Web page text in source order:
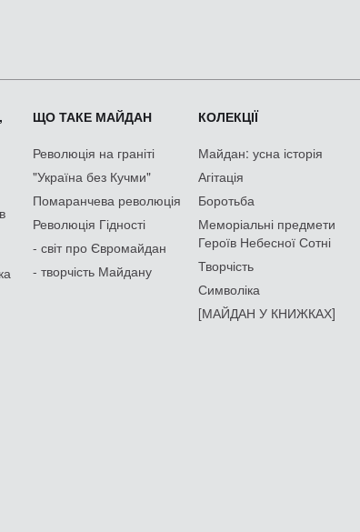
ЩО ТАКЕ МАЙДАН
Революція на граніті
"Україна без Кучми"
Помаранчева революція
Революція Гідності
- світ про Євромайдан
- творчість Майдану
КОЛЕКЦІЇ
Майдан: усна історія
Агітація
Боротьба
Меморіальні предмети
Героїв Небесної Сотні
Творчість
Символіка
[МАЙДАН У КНИЖКАХ]